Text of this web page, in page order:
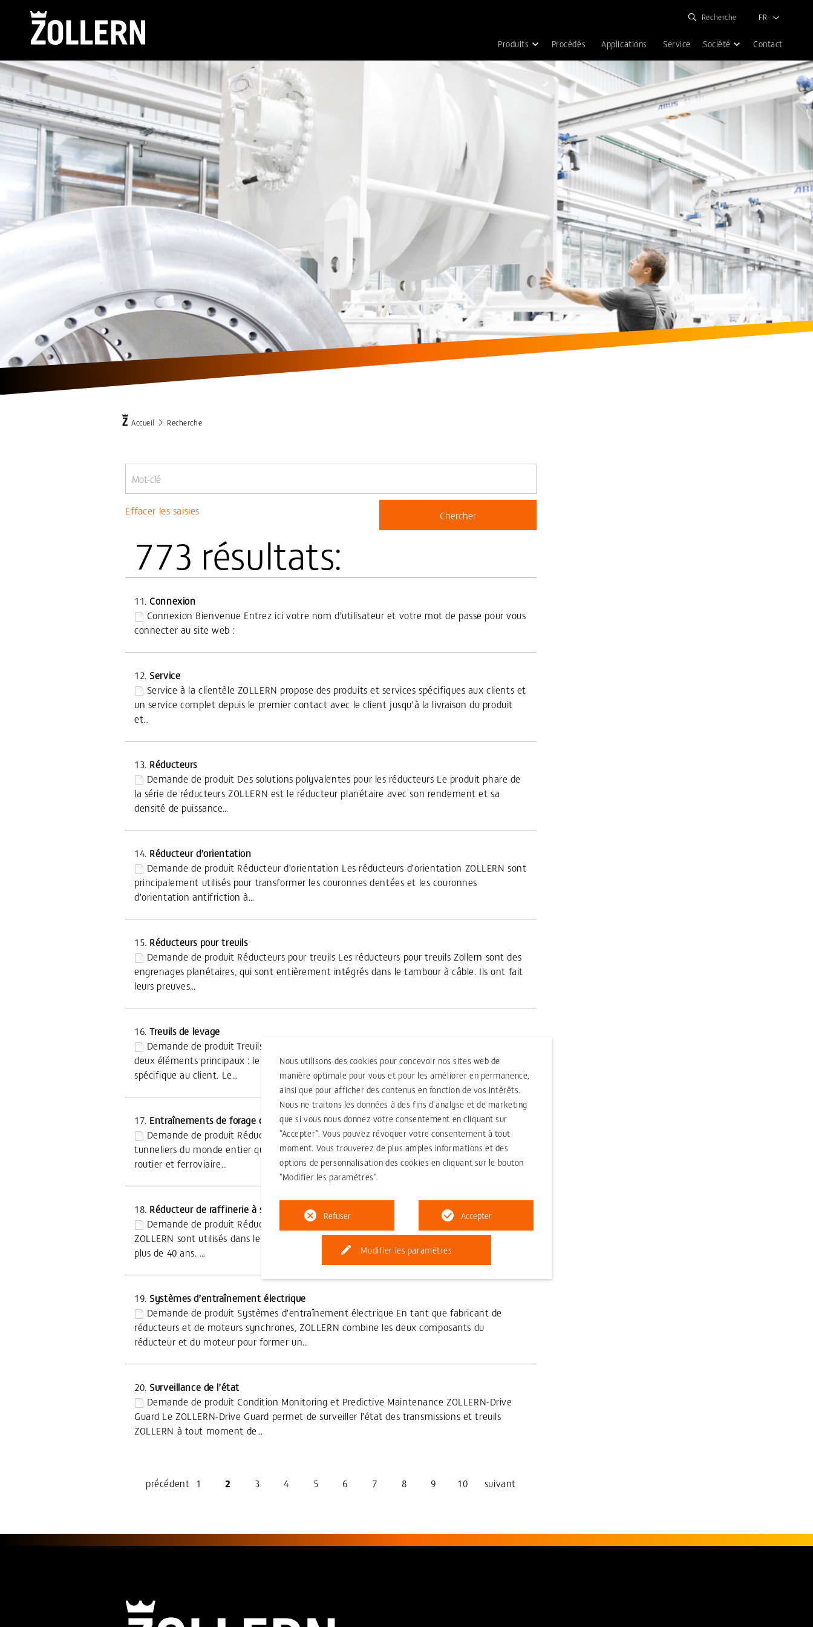
Recherche (current)
Produits Procédés Applications Service Société Contact
FR
Accueil Recherche
Effacer les saisies
773 résultats:
11. Connexion
Connexion Bienvenue Entrez ici votre nom d’utilisateur et votre mot de passe pour vous
connecter au site web :
12. Service
Service à la clientèle ZOLLERN propose des produits et services spécifiques aux clients et
un service complet depuis le premier contact avec le client jusqu’à la livraison du produit
et…
13. Réducteurs
Demande de produit Des solutions polyvalentes pour les réducteurs Le produit phare de
la série de réducteurs ZOLLERN est le réducteur planétaire avec son rendement et sa
densité de puissance…
14. Réducteur d’orientation
Demande de produit Réducteur d’orientation Les réducteurs d’orientation ZOLLERN sont
principalement utilisés pour transformer les couronnes dentées et les couronnes
d’orientation antifriction à…
15. Réducteurs pour treuils
Demande de produit Réducteurs pour treuils Les réducteurs pour treuils Zollern sont des
engrenages planétaires, qui sont entièrement intégrés dans le tambour à câble. Ils ont fait
leurs preuves…
16. Treuils de levage
Demande de produit Treuils de levage Les treuils de levage ZOLLERN se composent de
deux éléments principaux : le réducteur pour treuil intégré et un tambour à câble
spécifique au client. Le…
17. Entraînements de forage de tunnels
Demande de produit Réducteurs pour tunneliers Les réducteurs ZOLLERN alimentent les
tunneliers du monde entier qui sont utilisés pour creuser des tunnels destinés au trafic
routier et ferroviaire…
18. Réducteur de raffinerie à sucre
Demande de produit Réducteur de raffinerie à sucre Les réducteurs de raffinerie à sucre
ZOLLERN sont utilisés dans le monde entier sous les marques ZOLLERN et Dorstener depuis
plus de 40 ans. …
19. Systèmes d’entraînement électrique
Demande de produit Systèmes d’entraînement électrique En tant que fabricant de
réducteurs et de moteurs synchrones, ZOLLERN combine les deux composants du
réducteur et du moteur pour former un…
20. Surveillance de l’état
Demande de produit Condition Monitoring et Predictive Maintenance ZOLLERN-Drive
Guard Le ZOLLERN-Drive Guard permet de surveiller l’état des transmissions et treuils
ZOLLERN à tout moment de…
précédent 1 2 3 4 5 6 7 8 9 10 suivant
Nous utilisons des cookies pour concevoir nos sites web de
manière optimale pour vous et pour les améliorer en permanence,
ainsi que pour afficher des contenus en fonction de vos intérêts.
Nous ne traitons les données à des fins d'analyse et de marketing
que si vous nous donnez votre consentement en cliquant sur
"Accepter". Vous pouvez révoquer votre consentement à tout
moment. Vous trouverez de plus amples informations et des
options de personnalisation des cookies en cliquant sur le bouton
"Modifier les paramètres".
Modifier les paramètres
Refuser Accepter